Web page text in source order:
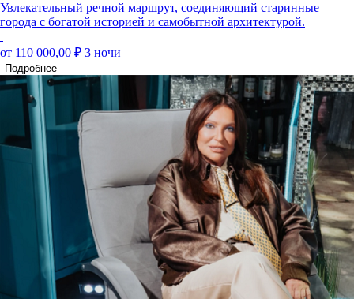
Увлекательный речной маршрут, соединяющий старинные
города с богатой историей и самобытной архитектурой.
от 110 000,00 ₽ 3 ночи
Подробнее